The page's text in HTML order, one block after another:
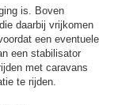
is. Boven
daarbij vrijkomen
een eventuele
een stabilisator
met caravans
te rijden.